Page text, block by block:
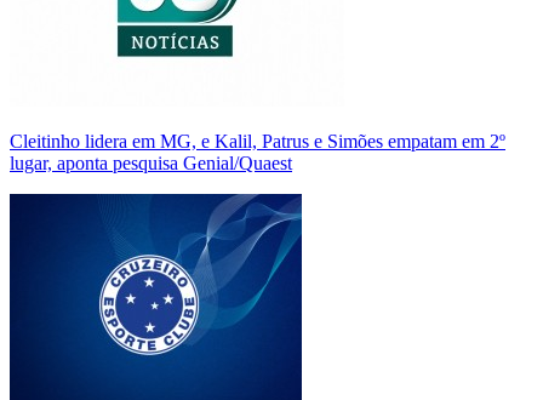
Cleitinho lidera em MG, e Kalil, Patrus e Simões empatam em 2º
lugar, aponta pesquisa Genial/Quaest